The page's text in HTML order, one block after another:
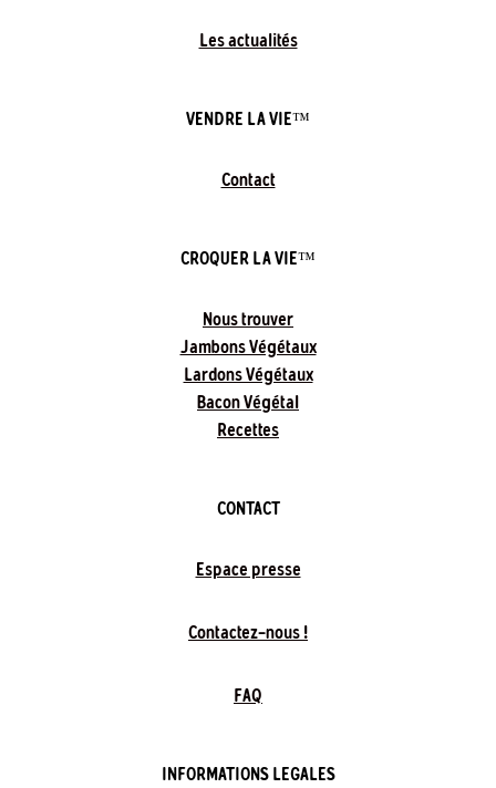
Les actualités
VENDRE LA VIE™
Contact
CROQUER LA VIE™
Nous trouver
Jambons Végétaux
Lardons Végétaux
Bacon Végétal
Recettes
CONTACT
Espace presse
Contactez-nous !
FAQ
INFORMATIONS LEGALES